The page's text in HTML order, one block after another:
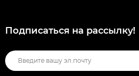
Подписаться на рассылкy!